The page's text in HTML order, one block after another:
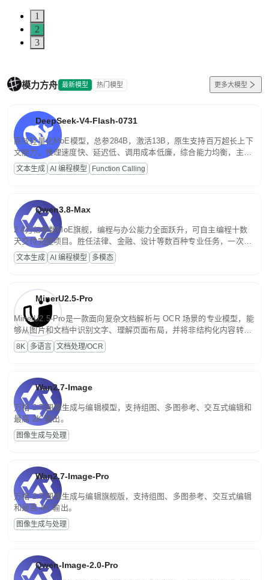
1
2
3
模力方舟 最新模型 热门模型 更多大模型
DeepSeek-V4-Flash-0731
高效轻量化MoE模型，总参284B，激活13B，原生支持百万超长上下
文能力。推理速度快、延迟低、调用成本低廉，综合能力均衡，主打
高并发、轻量化任务，适合日常对话、内容创作、基础 RAG、批量
文案处理等普惠刚需场景。
文本生成 AI 编程模型 Function Calling
Qwen3.8-Max
2.4万亿参数MoE旗舰，编程与办公能力全面跃升，可自主编程十数
天交付完整项目。胜任法律、金融、设计等数百种专业任务，一次对
话端到端交付生产级成果。原生视觉理解贯穿规划、执行与验证全流
程，支持超长文档与长视频的深度语义解析。长程任务中自主规划与
文本生成 AI 编程模型 多模态
MinerU2.5-Pro
MinerU2.5-Pro是一款面向复杂文档解析与 OCR 场景的专业模型，能
够从图片和文档中识别文字、理解页面布局，并将非结构化内容转换
为便于存储、检索和二次处理的结构化结果。
8K 多语言 文档处理/OCR
Wan2.7-Image
万相 2.7 图像生成与编辑模型，支持组图、多图参考、交互式编辑和
最高 2K 输出。
图像生成与处理
Wan2.7-Image-Pro
万相 2.7 图像生成与编辑旗舰版，支持组图、多图参考、交互式编辑
和最高 4K 输出。
图像生成与处理
Qwen-Image-2.0-Pro